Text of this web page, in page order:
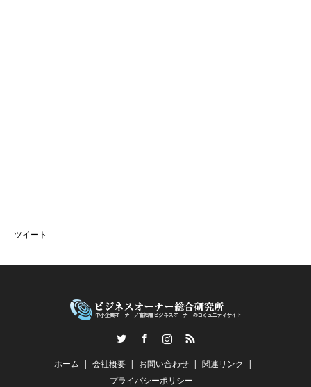
ツイート
InstagramRSS
ホーム 会社概要 お問い合わせ
関連リンク
プライバシーポリシー